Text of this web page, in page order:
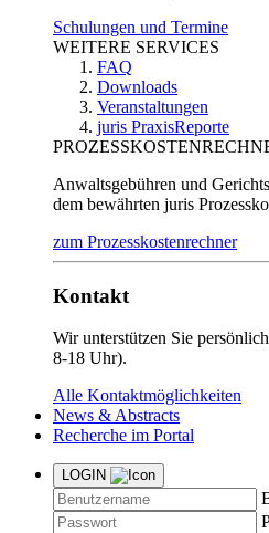
Schulungen und Termine
WEITERE SERVICES
FAQ
Downloads
Veranstaltungen
juris PraxisReporte
Anwaltsgebühren und
dem bewährten juris
zum Prozesskostenrechner
Kontakt
Wir unterstützen Sie
8-18 Uhr).
Alle Kontaktmöglichkeiten
News & Abstracts
Recherche im Portal
LOGIN